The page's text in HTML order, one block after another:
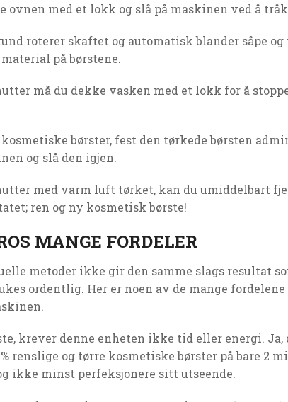
ovnen med et lokk og slå på maskinen ved å
roterer skaftet og automatisk blander såpe
på børstene.
må du dekke vasken med et lokk for å
kosmetiske børster, fest den tørkede børsten
og slå den igjen.
med varm luft tørket, kan du umiddelbart
ren og ny kosmetisk børste!
MANGE FORDELER
metoder ikke gir den samme slags resultat
ordentlig. Her er noen av de mange
krever denne enheten ikke tid eller energi.
renslige og tørre kosmetiske børster på bare 2
ikke minst perfeksjonere sitt utseende.